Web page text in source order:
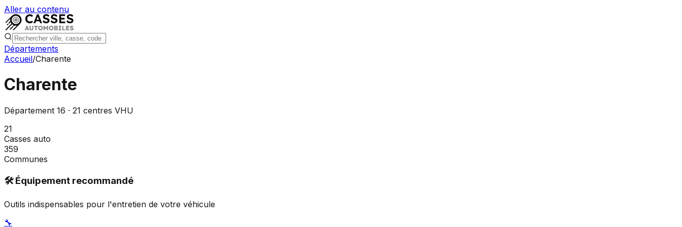
Aller au contenu
Départements
Accueil/Charente
Charente
Département 16 · 21 centres VHU
21
Casses auto
359
Communes
🛠️ Équipement recommandé
Outils indispensables pour l'entretien de votre véhicule
🔧